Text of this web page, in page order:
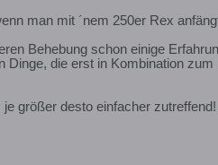
man mit ´nem 250er Rex
Behebung schon einige
die erst in Kombination zum
größer desto einfacher zutreffend!